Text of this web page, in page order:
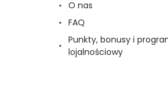
O nas
FAQ
Punkty, bonusy i
lojalnościowy